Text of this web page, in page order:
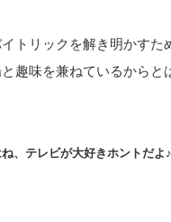
トリックを解き明かす
趣味を兼ねているから
、テレビが大好きホントだよ